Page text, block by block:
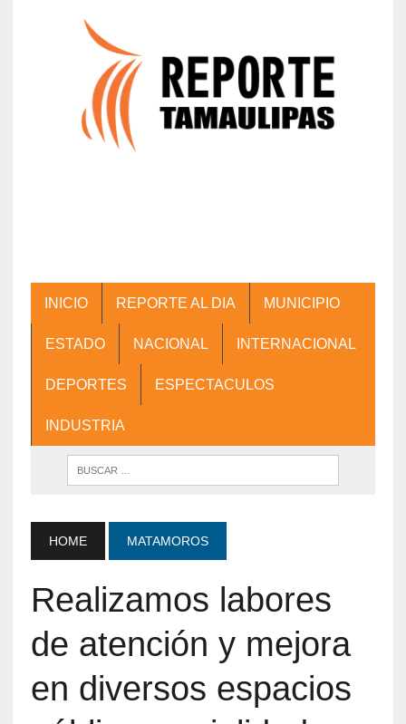
INICIO REPORTE AL DIA MUNICIPIO
ESTADO NACIONAL INTERNACIONAL
DEPORTES ESPECTACULOS
INDUSTRIA
HOME MATAMOROS
Realizamos labores
de atención y mejora
en diversos espacios